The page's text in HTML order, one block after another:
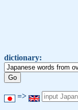
dictionary:
=>